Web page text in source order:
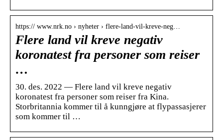
https:// www.nrk.no › nyheter › flere-land-vil-kreve-neg…
Flere land vil kreve negativ
koronatest fra personer som reiser
…
30. des. 2022 — Flere land vil kreve negativ
koronatest fra personer som reiser fra Kina.
Storbritannia kommer til å kunngjøre at flypassasjerer
som kommer til …